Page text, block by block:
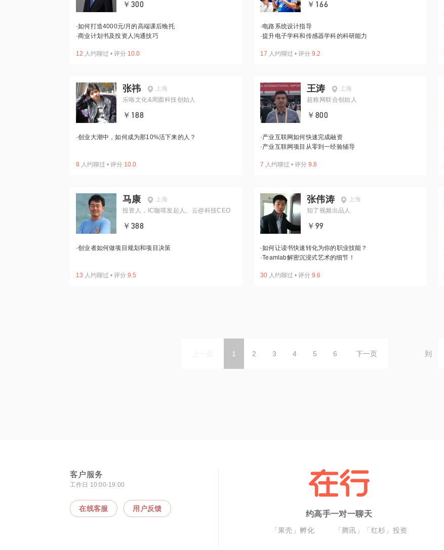
￥300
·如何打造4000元/月的高端课后晚托
·商业计划书及投资人沟通技巧
12 人约聊过 • 评分 10.0
￥166
·电路系统设计指导
·提升电子学科和传感器学科的科研能力
17 人约聊过 • 评分 9.2
张祎
上海
乐咯文化&周圆科技创始人
￥188
·创业大潮中，如何成为那10%活下来的人？
8 人约聊过 • 评分 10.0
王涛
上海
超粮网联合创始人
￥800
·产业互联网如何快速完成融资
·产业互联网项目从零到一经验辅导
7 人约聊过 • 评分 9.8
马康
上海
投资人，IC咖啡发起人、云@科技CEO
￥388
·创业者如何做项目规划和项目决策
13 人约聊过 • 评分 9.5
张伟涛
上海
知了视频出品人
￥99
·如何让读书快速转化为你的职业技能？
·Teamlab解密沉浸式艺术的细节！
30 人约聊过 • 评分 9.6
1 2 3 4 5 6 下一页 到
客户服务
工作日 10:00-19:00
在线客服 用户反馈
约高手一对一聊天
「果壳」孵化 「腾讯」「红杉」投资